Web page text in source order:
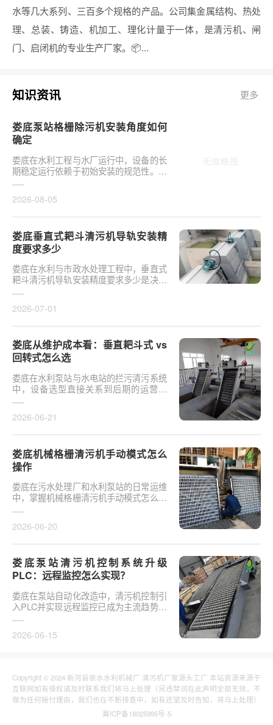
水等几大系列、三百多个规格的产品。公司集金属结构、热处
理、总装、铸造、机加工、理化计量于一体，是清污机、闸
门、启闭机的专业生产厂家。📦...
知识资讯 更多
娄底泵站格栅除污机安装角度如何
确定
娄底在水利工程与水厂运行中，设备的长
期稳定运行依赖于初始安装的规范性。对
于泵站核心拦污设备而言，其倾斜度直接
2026-08-05
娄底垂直式耙斗清污机导轨安装精
度要求多少
娄底在水利与市政水处理工程中，垂直式
耙斗清污机导轨安装精度要求多少是决定
设备运行平稳性的核心**。导轨作为耙斗
2026-07-01
娄底从维护成本看：垂直耙斗式 vs
回转式怎么选
娄底在水利泵站与水电站的拦污清污系统
中，设备选型直接关系到后期的运营开
支。探讨从维护成本看：垂直耙斗式 vs
2026-06-21
娄底机械格栅清污机手动模式怎么
操作
娄底在污水处理厂和水利泵站的日常运维
中，掌握机械格栅清污机手动模式怎么操
作是保障设备稳定运行的基础环节。以某
2026-06-20
娄底泵站清污机控制系统升级
PLC：远程监控怎么实现？
娄底在泵站自动化改造中，清污机控制引
入PLC并实现远程监控已成为主流趋势。
传统清污机多采用继电器硬接线，无法实
2026-06-15
Copyright © 2024 新河县依水水利机械厂 清污机厂家源头工厂 本站资源来源于
互联网如有侵权请及时联系我们将马上处理（另违禁词在此声明全部无效，不
做为任何赔付理由，我们也在不断排查中，如有还望及时告知，将马上处理）
冀ICP备18025995号-5